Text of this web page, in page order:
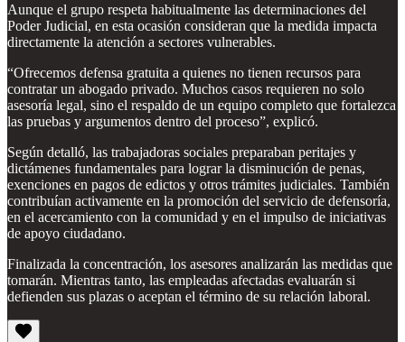
Aunque el grupo respeta habitualmente las determinaciones del
Poder Judicial, en esta ocasión consideran que la medida impacta
directamente la atención a sectores vulnerables.
“Ofrecemos defensa gratuita a quienes no tienen recursos para
contratar un abogado privado. Muchos casos requieren no solo
asesoría legal, sino el respaldo de un equipo completo que fortalezca
las pruebas y argumentos dentro del proceso”, explicó.
Según detalló, las trabajadoras sociales preparaban peritajes y
dictámenes fundamentales para lograr la disminución de penas,
exenciones en pagos de edictos y otros trámites judiciales. También
contribuían activamente en la promoción del servicio de defensoría,
en el acercamiento con la comunidad y en el impulso de iniciativas
de apoyo ciudadano.
Finalizada la concentración, los asesores analizarán las medidas que
tomarán. Mientras tanto, las empleadas afectadas evaluarán si
defienden sus plazas o aceptan el término de su relación laboral.